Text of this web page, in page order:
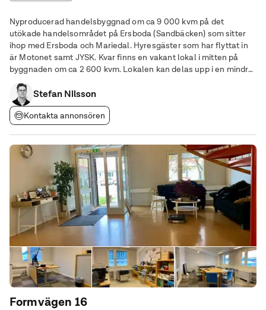
Nyproducerad handelsbyggnad om ca 9 000 kvm på det
utökade handelsområdet på Ersboda (Sandbäcken) som sitter
ihop med Ersboda och Mariedal. Hyresgäster som har flyttat in
är Motonet samt JYSK. Kvar finns en vakant lokal i mitten på
byggnaden om ca 2 600 kvm. Lokalen kan delas upp i en mindre
lokal på ca 750 kvm respektive en större på ca 1850 kvm.
Stefan Nilsson
Kontakta annonsören
Formvägen 16